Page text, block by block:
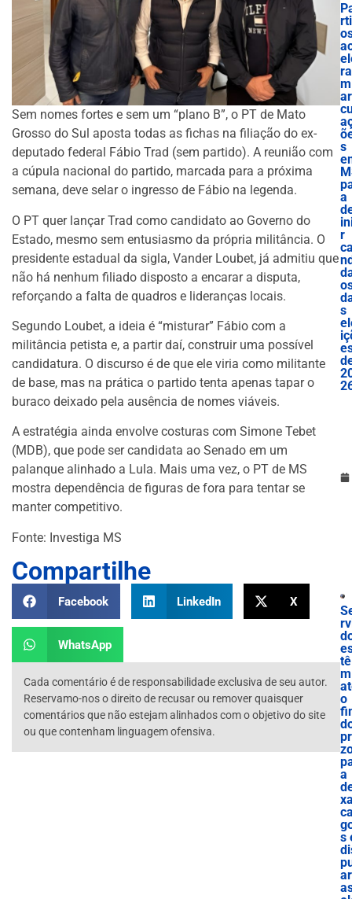
Sem nomes fortes e sem um “plano B”, o PT de Mato
Grosso do Sul aposta todas as fichas na filiação do ex-
deputado federal Fábio Trad (sem partido). A reunião com
a cúpula nacional do partido, marcada para a próxima
semana, deve selar o ingresso de Fábio na legenda.
O PT quer lançar Trad como candidato ao Governo do
Estado, mesmo sem entusiasmo da própria militância. O
presidente estadual da sigla, Vander Loubet, já admitiu que
não há nenhum filiado disposto a encarar a disputa,
reforçando a falta de quadros e lideranças locais.
Segundo Loubet, a ideia é “misturar” Fábio com a
militância petista e, a partir daí, construir uma possível
candidatura. O discurso é de que ele viria como militante
de base, mas na prática o partido tenta apenas tapar o
buraco deixado pela ausência de nomes viáveis.
A estratégia ainda envolve costuras com Simone Tebet
(MDB), que pode ser candidata ao Senado em um
palanque alinhado a Lula. Mais uma vez, o PT de MS
mostra dependência de figuras de fora para tentar se
manter competitivo.
Fonte: Investiga MS
Compartilhe
Facebook LinkedIn X
WhatsApp
Cada comentário é de responsabilidade exclusiva de seu autor.
Reservamo-nos o direito de recusar ou remover quaisquer
comentários que não estejam alinhados com o objetivo do site
ou que contenham linguagem ofensiva.
ra
m
s
a
r
s
tê
m
o
a
s
ar